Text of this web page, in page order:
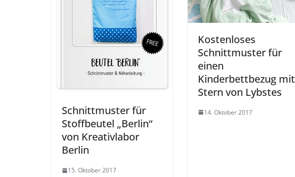
Schnittmuster für
Stoffbeutel „Berlin“
von Kreativlabor
Berlin
15. Oktober 2017
Kostenloses
Schnittmuster für
einen
Kinderbettbezug mit
Stern von Lybstes
14. Oktober 2017